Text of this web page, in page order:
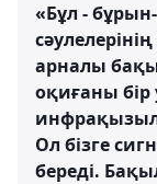
«Бұл -
арналы
оқиғаны
Ол бізге
береді.